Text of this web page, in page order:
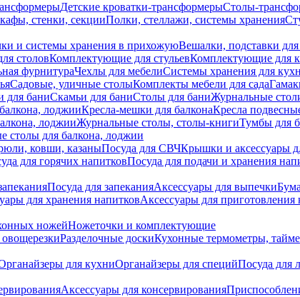
Детские кроватки-трансформерыСтолы-
стенки, секцииПолки, стеллажи, системы хранения
и системы хранения в прихожуюВешалки, подставки для
столовКомплектующие для стульевКомплектующие для
фурнитураЧехлы для мебелиСистемы хранения для
Садовые, уличные столыКомплекты мебели для сада
для баниСкамьи для баниСтолы для баниЖурнальные
лоджииКресла-мешки для балконаКресла
лоджииЖурнальные столы, столы-книгиТумбы для
столы для балкона, лоджии
ковши, казаныПосуда для СВЧКрышки и аксессуары
для горячих напитковПосуда для подачи и хранения
Посуда для запеканияАксессуары для выпечки
для хранения напитковАксессуары для приготовления
ножейНожеточки и комплектующие
Разделочные доскиКухонные термометры,
для кухниОрганайзеры для специйПосуда для
Аксессуары для консервирования